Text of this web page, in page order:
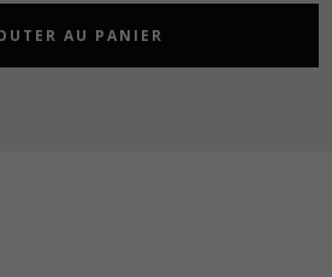
AU PANIER